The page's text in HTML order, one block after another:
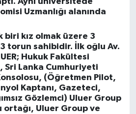
Uzmanlığı alanında
biri kız olmak üzere 3
3 torun sahibidir. İlk oğlu Av.
Hukuk Fakültesi
Sri Lanka Cumhuriyeti
(Öğretmen Pilot,
Kaptanı, Gazeteci,
Gözlemci) Uluer Group
Uluer Group ve